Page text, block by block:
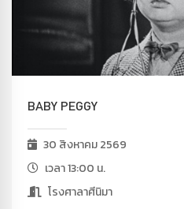
BABY PEGGY
30 สิงหาคม 2569
เวลา 13:00 น.
โรงศาลาศีนิมา